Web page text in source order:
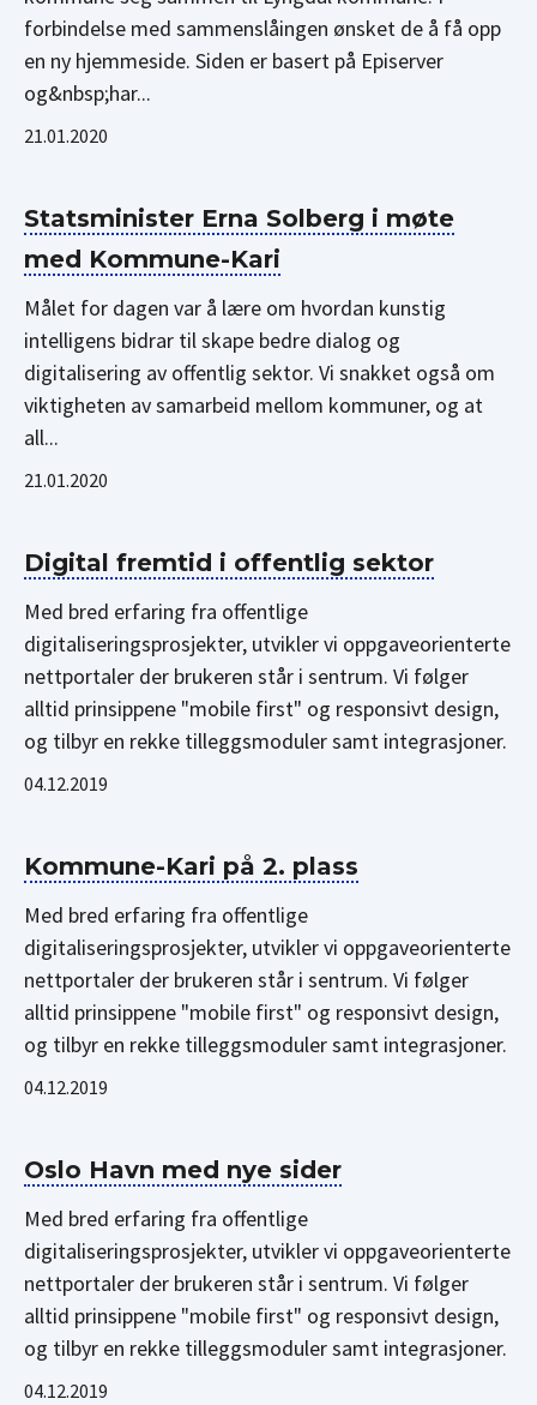
forbindelse med sammenslåingen ønsket de å få opp
en ny hjemmeside. Siden er basert på Episerver
og&nbsp;har...
21.01.2020
Statsminister Erna Solberg i møte
med Kommune-Kari
Målet for dagen var å lære om hvordan kunstig
intelligens bidrar til skape bedre dialog og
digitalisering av offentlig sektor. Vi snakket også om
viktigheten av samarbeid mellom kommuner, og at
all...
21.01.2020
Digital fremtid i offentlig sektor
Med bred erfaring fra offentlige
digitaliseringsprosjekter, utvikler vi oppgaveorienterte
nettportaler der brukeren står i sentrum. Vi følger
alltid prinsippene "mobile first" og responsivt design,
og tilbyr en rekke tilleggsmoduler samt integrasjoner.
04.12.2019
Kommune-Kari på 2. plass
Med bred erfaring fra offentlige
digitaliseringsprosjekter, utvikler vi oppgaveorienterte
nettportaler der brukeren står i sentrum. Vi følger
alltid prinsippene "mobile first" og responsivt design,
og tilbyr en rekke tilleggsmoduler samt integrasjoner.
04.12.2019
Oslo Havn med nye sider
Med bred erfaring fra offentlige
digitaliseringsprosjekter, utvikler vi oppgaveorienterte
nettportaler der brukeren står i sentrum. Vi følger
alltid prinsippene "mobile first" og responsivt design,
og tilbyr en rekke tilleggsmoduler samt integrasjoner.
04.12.2019